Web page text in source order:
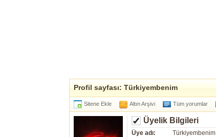
Profil sayfası: Türkiyembenim
Sitene Ekle Altın Arşivi Tüm yorumlar
Üyelik Bilgileri
Üye adı:
Türkiyembenim